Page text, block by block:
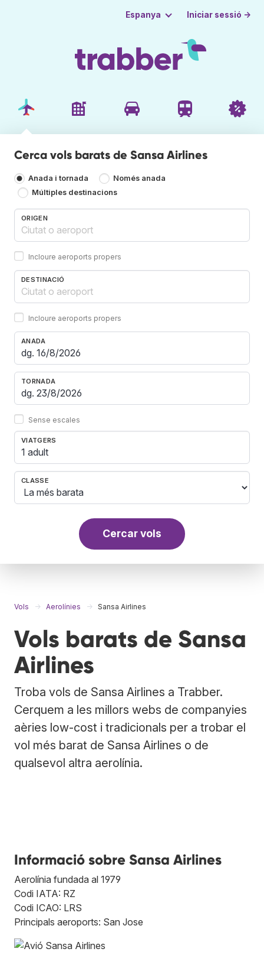
Espanya Iniciar sessió →
Cerca vols barats de Sansa Airlines
Anada i tornada
Només anada
Múltiples destinacions
ORIGEN
Incloure aeroports propers
DESTINACIÓ
Incloure aeroports propers
ANADA
TORNADA
Sense escales
VIATGERS
1 adult
CLASSE
Cercar vols
Vols Aerolínies Sansa Airlines
Vols barats de Sansa
Airlines
Troba vols de Sansa Airlines a Trabber.
Cerquem a les millors webs de companyies
aèries low-cost i tradicionals per a trobar el
vol més barat de Sansa Airlines o de
qualsevol altra aerolínia.
Informació sobre Sansa Airlines
Aerolínia fundada al 1979
Codi IATA: RZ
Codi ICAO: LRS
Principals aeroports: San Jose